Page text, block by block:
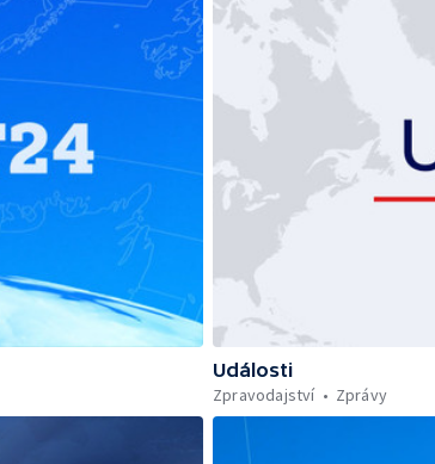
Události
Zpravodajství
Zprávy